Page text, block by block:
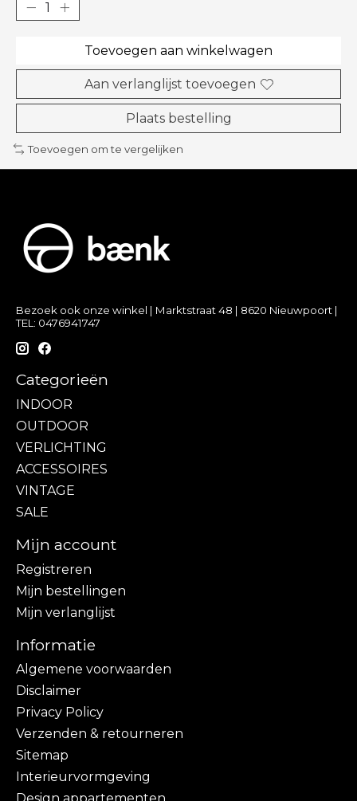
Toevoegen aan winkelwagen
Aan verlanglijst toevoegen
Plaats bestelling
Toevoegen om te vergelijken
Bezoek ook onze winkel | Marktstraat 48 | 8620 Nieuwpoort |
TEL: 0476941747
Categorieën
INDOOR
OUTDOOR
VERLICHTING
ACCESSOIRES
VINTAGE
SALE
Mijn account
Registreren
Mijn bestellingen
Mijn verlanglijst
Informatie
Algemene voorwaarden
Disclaimer
Privacy Policy
Verzenden & retourneren
Sitemap
Interieurvormgeving